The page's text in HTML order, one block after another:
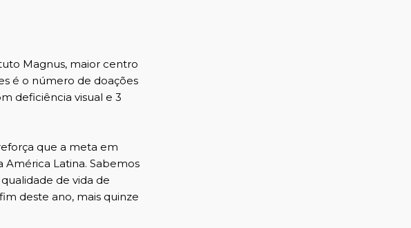
Magnus, maior centro
é o número de doações
deficiência visual e 3
que a meta em
América Latina. Sabemos
de vida de
deste ano, mais quinze